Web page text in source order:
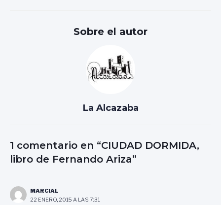
Sobre el autor
La Alcazaba
1 comentario en “CIUDAD DORMIDA,
libro de Fernando Ariza”
MARCIAL
22 ENERO, 2015 A LAS 7:31